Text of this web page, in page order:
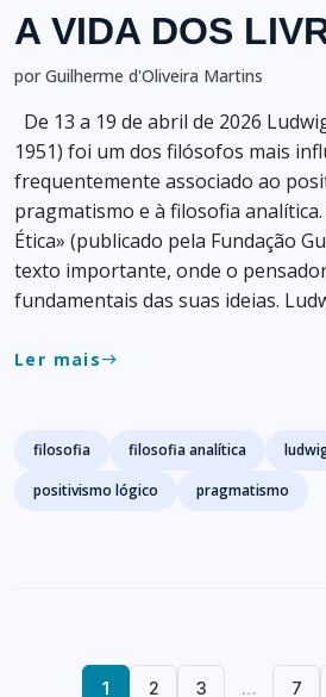
A VIDA DOS
por Guilherme d'Oliveira Martins
De 13 a 19 de abril de 2026
1951) foi um dos filósofos mais
frequentemente associado ao
pragmatismo e à filosofia
Ética» (publicado pela Fundação
texto importante, onde o
fundamentais das suas ideias.
Ler maiseast
Tags
filosofia filosofia analítica
positivismo lógico
pragmatismo
1 2 3 … 7